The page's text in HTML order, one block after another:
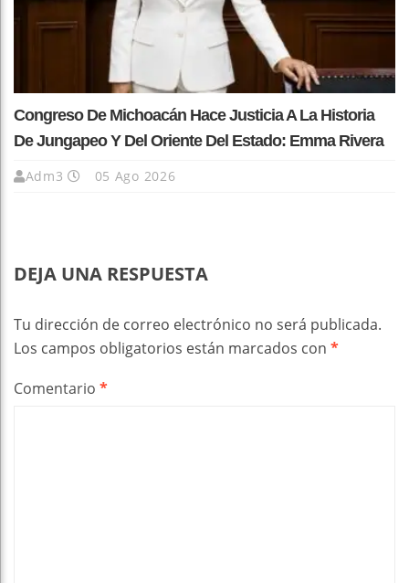
Congreso De Michoacán Hace Justicia A La Historia
De Jungapeo Y Del Oriente Del Estado: Emma Rivera
Adm3 05 Ago 2026
DEJA UNA RESPUESTA
Tu dirección de correo electrónico no será publicada.
Los campos obligatorios están marcados con *
Comentario *